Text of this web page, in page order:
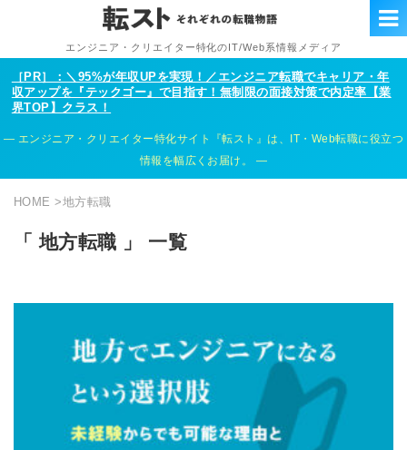
エンジニア・クリエイター特化のIT/Web系情報メディア
［PR］：＼95%が年収UPを実現！／エンジニア転職でキャリア・年
収アップを『テックゴー』で目指す！無制限の面接対策で内定率【業
界TOP】クラス！
エンジニア・クリエイター特化サイト『転スト』は、IT・Web転職に役立つ
情報を幅広くお届け。
HOME >地方転職
「 地方転職 」 一覧